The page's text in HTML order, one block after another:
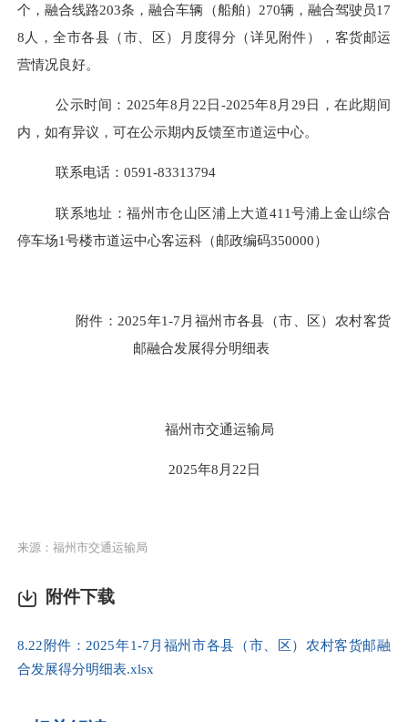
个，融合线路203条，融合车辆（船舶）270辆，融合驾驶员17
8人，全市各县（市、区） 月度得分 （详见附件），客货邮运
营情况良好。
公示时间： 2025年8月22日-2025年8月29日，在此期间
内，如有异议，可在公示期内反馈至市道运中心。
联系电话：0591-83313794
联系地址：福州市仓山区浦上大道411号浦上金山综合
停车场1号楼市道运中心客运科（邮政编码350000）
附件： 2025年1-7月 福州 市各县（市、区） 农村客货
邮融合发展得分明细表
福州市交通运输局
2025年8月22日
来源：福州市交通运输局
附件下载
8.22附件：2025年1-7月福州市各县（市、区）农村客货邮融
合发展得分明细表.xlsx